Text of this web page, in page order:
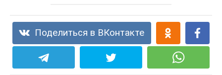
Поделиться в ВКонтакте